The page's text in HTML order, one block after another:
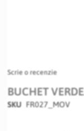
Scrie o recenzie
BUCHET
SKU FR027_MOV